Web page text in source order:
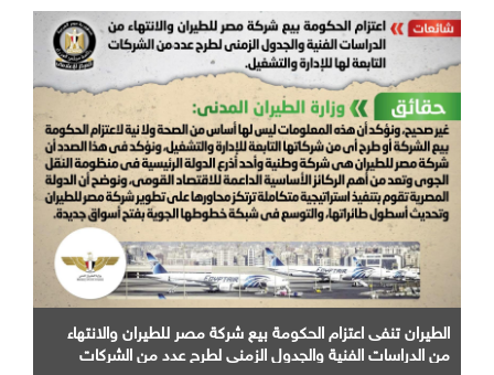
الطيران تنفى اعتزام الحكومة بيع شركة مصر للطيران والانتهاء
من الدراسات الفنية والجدول الزمني لطرح عدد من الشركات